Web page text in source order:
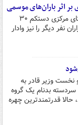
باران‌های موسمی در آمریکای مرکزی دستکم ۳۰
نفر دیگر را نیز وادار
نخست وزیر قادر به
بدنام یک گروه
حالا قدرتمندترین چهره